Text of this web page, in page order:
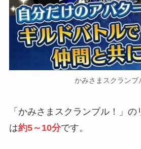
かみさまスクランブ
「かみさまスクランブル！」
は約5～10分です。